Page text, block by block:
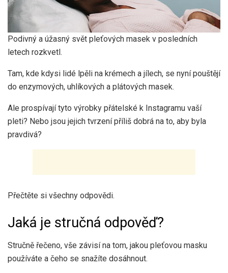
Podivný a úžasný svět pleťových masek v posledních
letech rozkvetl.
Tam, kde kdysi lidé lpěli na krémech a jílech, se nyní pouštějí
do enzymových, uhlíkových a plátových masek.
Ale prospívají tyto výrobky přátelské k Instagramu vaší
pleti? Nebo jsou jejich tvrzení příliš dobrá na to, aby byla
pravdivá?
Přečtěte si všechny odpovědi.
Jaká je stručná odpověď?
Stručně řečeno, vše závisí na tom, jakou pleťovou masku
používáte a čeho se snažíte dosáhnout.